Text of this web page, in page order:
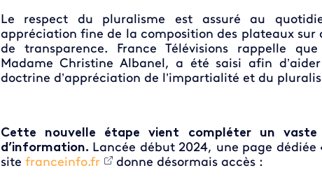
Le respect du pluralisme est assuré au
appréciation fine de la composition des plateaux sur
de transparence. France Télévisions rappelle
Madame Christine Albanel, a été saisi afin
doctrine d’appréciation de l’impartialité et du
Cette nouvelle étape vient compléter un
d’information. Lancée début 2024, une page
site franceinfo.fr donne désormais accès :